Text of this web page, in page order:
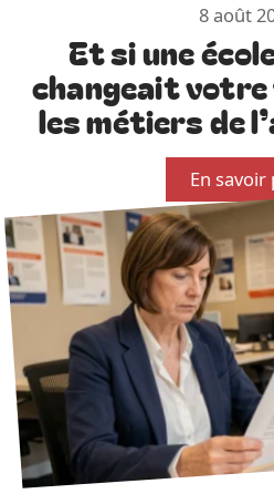
8 août
Et si une
changeait
les métiers de
En savoir